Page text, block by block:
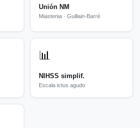
Unión NM
Miastenia · Guillain-Barré
📊
NIHSS simplif.
Escala ictus agudo